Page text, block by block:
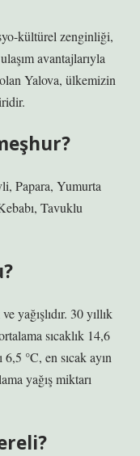
kültürel zenginliği,
avantajlarıyla
Yalova, ülkemizin
Papara, Yumurta
Tavuklu
yağışlıdır. 30 yıllık
sıcaklık 14,6
6,5 °C, en sıcak ayın
yağış miktarı